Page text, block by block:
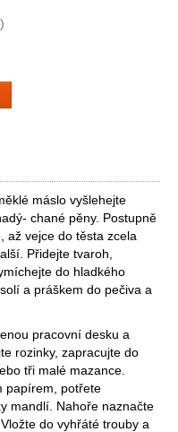
máslo vyšlehejte
chané pěny. Postupně
až vejce do těsta zcela
Přidejte tvaroh,
do hladkého
a práškem do pečiva a
pracovní desku a
rozinky, zapracujte do
tři malé mazance.
papírem, potřete
mandlí. Nahoře naznačte
do vyhřáté trouby a